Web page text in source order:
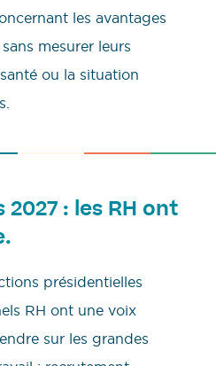
les avantages
mesurer leurs
ou la situation
: les RH ont
présidentielles
RH ont une voix
sur les grandes